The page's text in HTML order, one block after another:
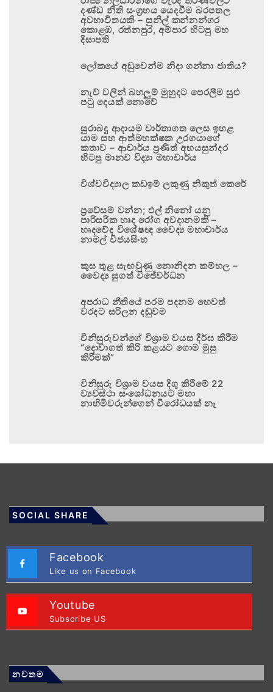
දණ්ඩ නීති සංග්‍රහය යෙදවීම බරපතල
අවභාවිතයකි – සුනිල් කන්නන්ගර
කොළඹ, රත්නපුර, අම්පාර හිටපු මහ
දිසාපති
ලෝකයේ අඩුවෙන්ම නිදා ගන්නා ජාතිය?
නැව් වලින් බහලුම් මුහුදට පෙරලීම සුළු
පටු දෙයක් නොවේ
සුරාබදු ආදායම වාර්තාගත ලෙස ඉහළ
යාම සහ ආත්මභක්ෂක උරගයාගේ
කතාව – ආචාර්ය ප්‍රණීත් අභයසුන්දර
හිටපු මානව විද්‍යා මහාචාර්ය
විශ්වවිද්‍යාල කඩඉම් ලකුණු නිකුත් කෙරේ
ප්‍රවේසම් වන්න; එල් නිනෝ යනු
පාරිසරික හෘද රෝග අවදානමකි –
හෘදවේද විශේෂඥ වෛද්‍ය මහාචාර්ය
නාමල් විජයසිංහ
කුස තුළ සැඟවුණු නොනිදන කම්හල –
වෛද්‍ය සුගත් විජේවර්ධන
අපරාධ නීතියේ පරම පදනම හෙවත්
වරදට සරිලන දඬුවම
විනිසුරුවන්ගේ විශ්‍රාම වයස දීර්ඝ කිරීම
“දොවාගත් කිරි කළයට ගොම මුසු
කිරීමක්”
විනිසුරු විශ්‍රාම වයස දිගු කිරීමේ 22
ව්‍යවස්ථා සංශෝධනයට මහා
නාහිමිවරුන්ගෙන් විරෝධයක් නෑ
SOCIAL SHARE
Facebook
Like us on Facebook
Youtube
Subscribe US
නවතම